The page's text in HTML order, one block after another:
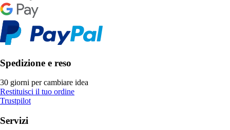
Spedizione e reso
30 giorni per cambiare idea
Restituisci il tuo ordine
Trustpilot
Servizi